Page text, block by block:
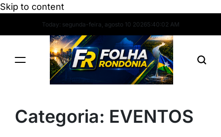
Skip to content
Today: segunda-feira, agosto 10 20265:40:03 AM
Categoria: EVENTOS